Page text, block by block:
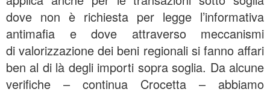
dove non è richiesta per legge l’informativa
antimafia e dove attraverso meccanismi
di valorizzazione dei beni regionali si fanno affari
ben al di là degli importi sopra soglia. Da alcune
verifiche – continua Crocetta – abbiamo